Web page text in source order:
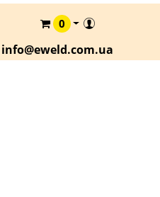
0
info@eweld.com.ua